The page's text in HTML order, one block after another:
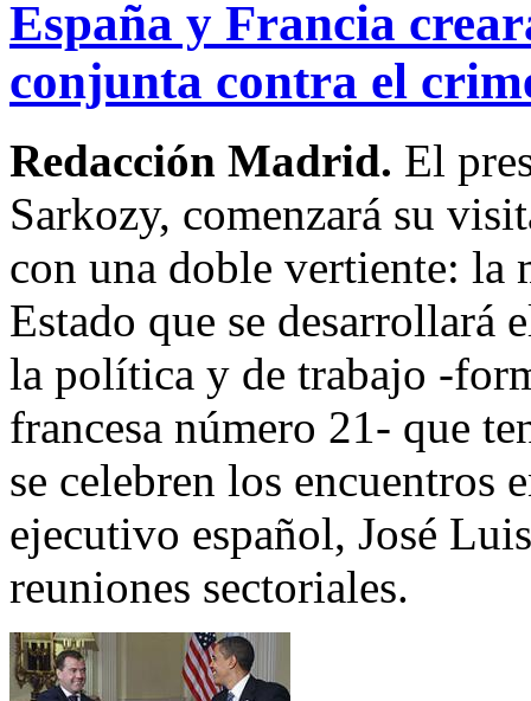
España y Francia
conjunta contra el
Redacción Madrid. El
Sarkozy, comenzará su
con una doble vertiente: la
Estado que se desarrollará
la política y de trabajo -
francesa número 21- que
se celebren los encuentros
ejecutivo español, José
reuniones sectoriales.